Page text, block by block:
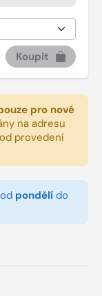
Koupit
pro nové
na adresu
provedení
pondělí do